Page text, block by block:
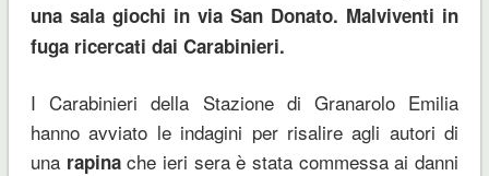
una sala giochi in via San Donato. Malviventi in
fuga ricercati dai Carabinieri.
I Carabinieri della Stazione di Granarolo Emilia
hanno avviato le indagini per risalire agli autori di
una rapinache ieri sera è stata commessa ai danni